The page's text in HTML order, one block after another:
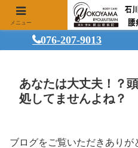
076-207-9013
あなたは大丈夫！？
処してませんよね？
ブログをご覧いただきありが
メニュー